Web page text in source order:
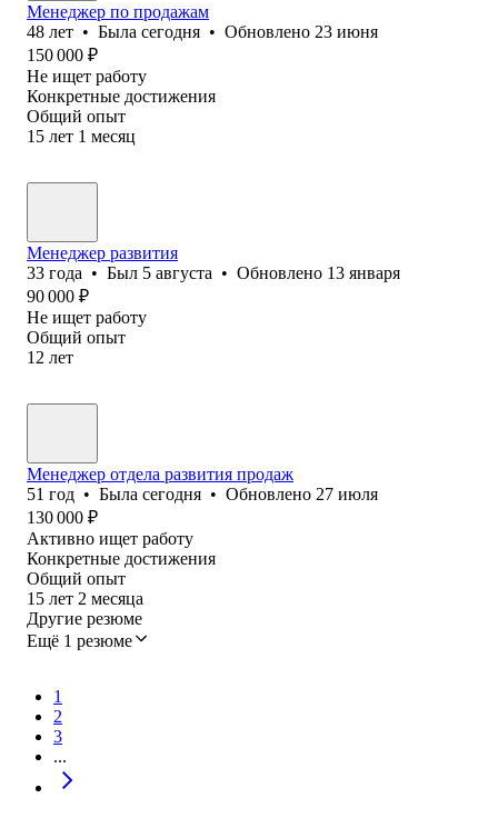
Менеджер по продажам
48 лет • Была сегодня • Обновлено 23 июня
150 000 ₽
Не ищет работу
Конкретные достижения
Общий опыт
15 лет 1 месяц
Менеджер развития
33 года • Был 5 августа • Обновлено 13 января
90 000 ₽
Не ищет работу
Общий опыт
12 лет
Менеджер отдела развития продаж
51 год • Была сегодня • Обновлено 27 июля
130 000 ₽
Активно ищет работу
Конкретные достижения
Общий опыт
15 лет 2 месяца
Другие резюме
Ещё 1 резюме
1
2
3
...